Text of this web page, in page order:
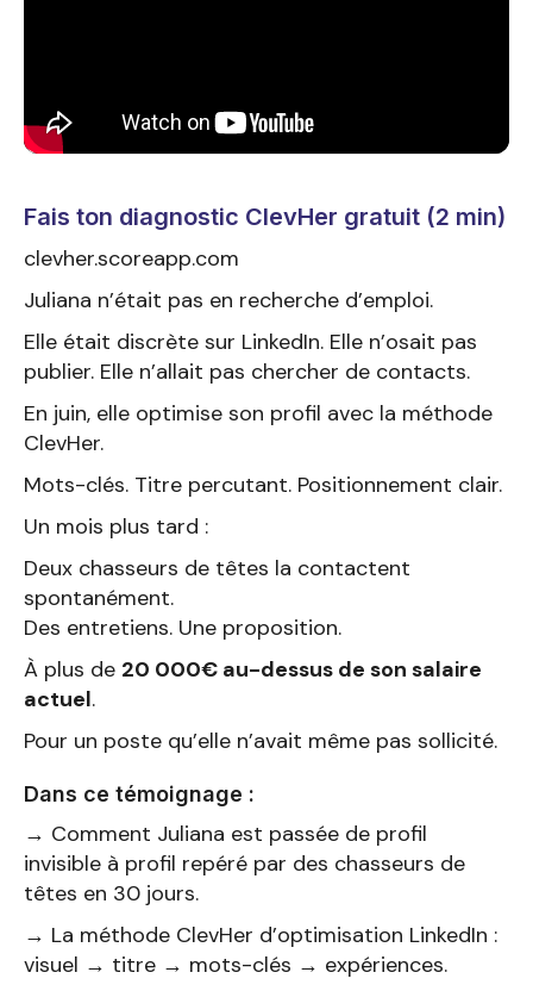
Fais ton diagnostic ClevHer gratuit (2 min)
clevher.scoreapp.com
Juliana n’était pas en recherche d’emploi.
Elle était discrète sur LinkedIn. Elle n’osait pas
publier. Elle n’allait pas chercher de contacts.
En juin, elle optimise son profil avec la méthode
ClevHer.
Mots-clés. Titre percutant. Positionnement clair.
Un mois plus tard :
Deux chasseurs de têtes la contactent
spontanément.
Des entretiens. Une proposition.
À plus de 20 000€ au-dessus de son salaire
actuel.
Pour un poste qu’elle n’avait même pas sollicité.
Dans ce témoignage :
→ Comment Juliana est passée de profil
invisible à profil repéré par des chasseurs de
têtes en 30 jours.
→ La méthode ClevHer d’optimisation LinkedIn :
visuel → titre → mots-clés → expériences.